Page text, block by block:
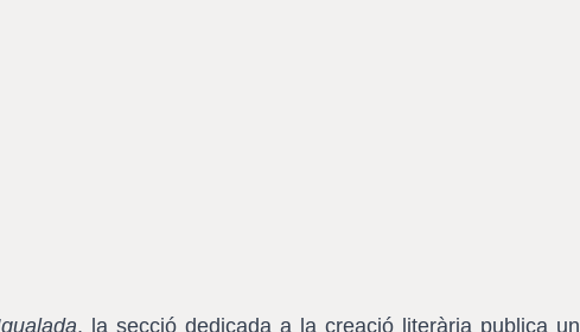
, la secció dedicada a la creació literària publica un